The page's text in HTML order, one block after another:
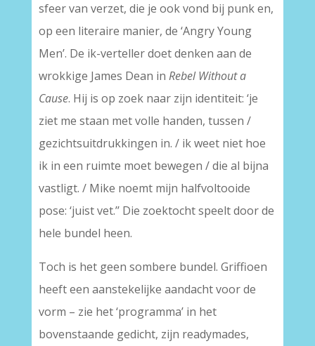
sfeer van verzet, die je ook vond bij punk en,
op een literaire manier, de ‘Angry Young
Men’. De ik-verteller doet denken aan de
wrokkige James Dean in Rebel Without a
Cause. Hij is op zoek naar zijn identiteit: ‘je
ziet me staan met volle handen, tussen /
gezichtsuitdrukkingen in. / ik weet niet hoe
ik in een ruimte moet bewegen / die al bijna
vastligt. / Mike noemt mijn halfvoltooide
pose: ‘juist vet.’’ Die zoektocht speelt door de
hele bundel heen.
Toch is het geen sombere bundel. Griffioen
heeft een aanstekelijke aandacht voor de
vorm – zie het ‘programma’ in het
bovenstaande gedicht, zijn readymades,